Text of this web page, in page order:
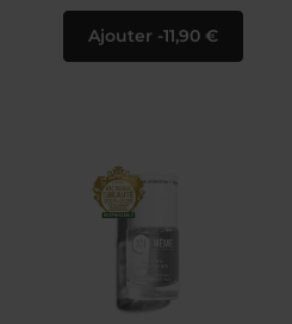
Ajouter 11,90 €